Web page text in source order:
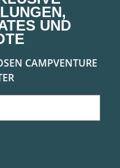
UND
CAMPVENTURE